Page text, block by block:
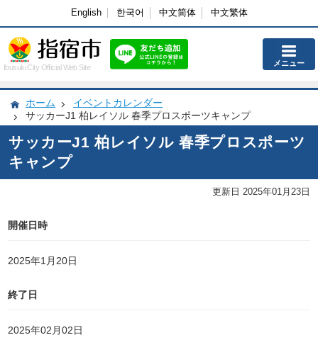
English 한국어 中文简体 中文繁体
Ibusuki City Official Web Site メニュー
ホーム
イベントカレンダー
サッカーJ1 柏レイソル 春季プロスポーツキャンプ
サッカーJ1 柏レイソル 春季プロスポーツ
キャンプ
更新日 2025年01月23日
開催日時
2025年1月20日
終了日
2025年02月02日